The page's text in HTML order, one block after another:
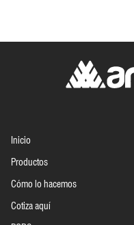
Inicio
Productos
Cómo lo hacemos
Cotiza aquí